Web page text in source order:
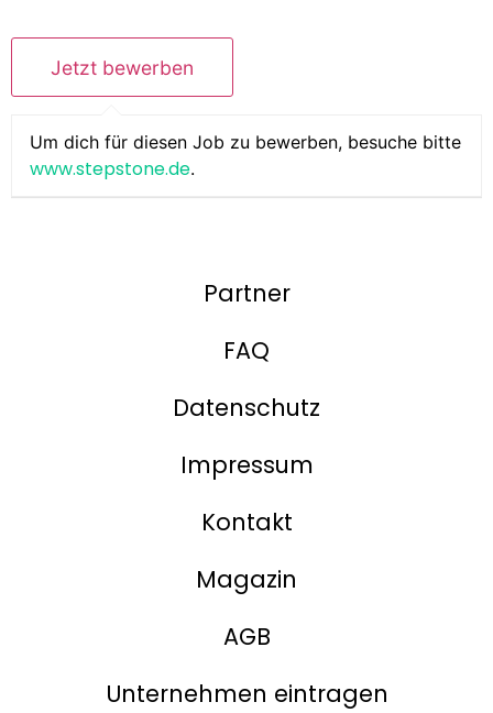
Um dich für diesen Job zu bewerben, besuche bitte
www.stepstone.de.
Partner
FAQ
Datenschutz
Impressum
Kontakt
Magazin
AGB
Unternehmen eintragen